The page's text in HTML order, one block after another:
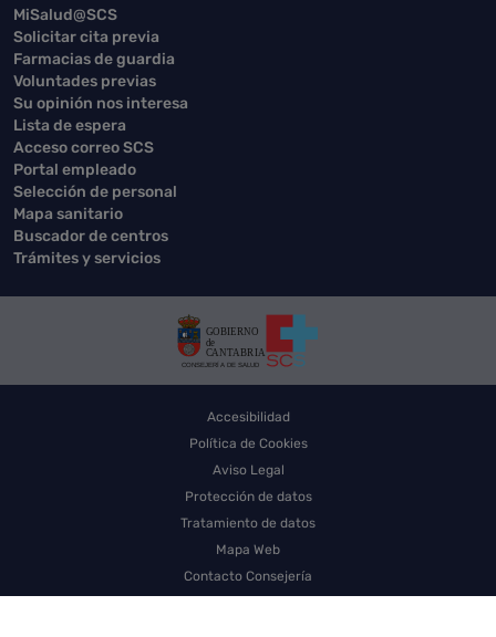
MiSalud@SCS
Solicitar cita previa
Farmacias de guardia
Voluntades previas
Su opinión nos interesa
Lista de espera
Acceso correo SCS
Portal empleado
Selección de personal
Mapa sanitario
Buscador de centros
Trámites y servicios
Accesibilidad
Política de Cookies
Aviso Legal
Protección de datos
Tratamiento de datos
Mapa Web
Contacto Consejería